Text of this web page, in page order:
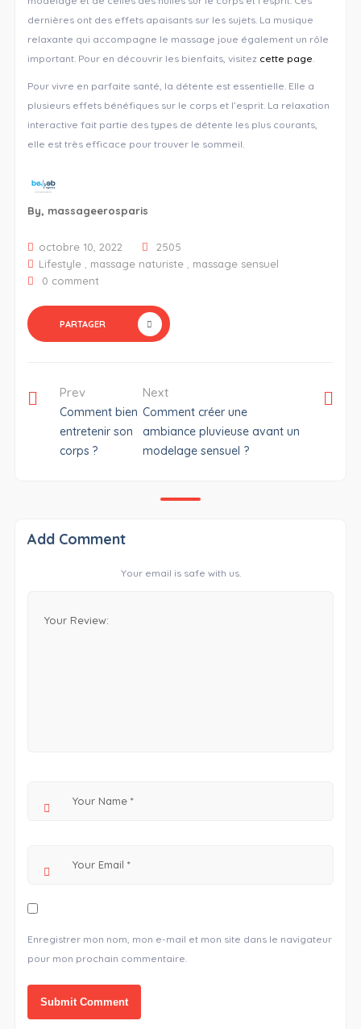
dernières ont des effets apaisants sur les sujets. La musique
relaxante qui accompagne le massage joue également un rôle
important. Pour en découvrir les bienfaits, visitez cette page
Pour vivre en parfaite santé, la détente est essentielle. Elle a
plusieurs effets bénéfiques sur le corps et l’esprit. La relaxation
interactive fait partie des types de détente les plus courants,
elle est très efficace pour trouver le sommeil.
By, massageerosparis
octobre 10, 2022
2505
Lifestyle, massage naturiste, massage sensuel
0 comment
PARTAGER
Prev
Comment bien
entretenir son
corps ?
Next
Comment créer une
ambiance pluvieuse avant un
modelage sensuel ?
Add Comment
Your email is safe with us.
Enregistrer mon nom, mon e-mail et mon site dans le navigateur
pour mon prochain commentaire.